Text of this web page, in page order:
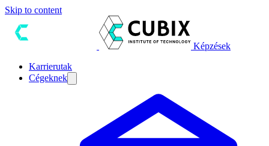
Skip to content
Képzések
Karrierutak
Cégeknek